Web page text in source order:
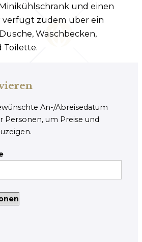
und einen
verfügt zudem über ein
Waschbecken,
Toilette.
An-/Abreisedatum
Personen, um Preise und